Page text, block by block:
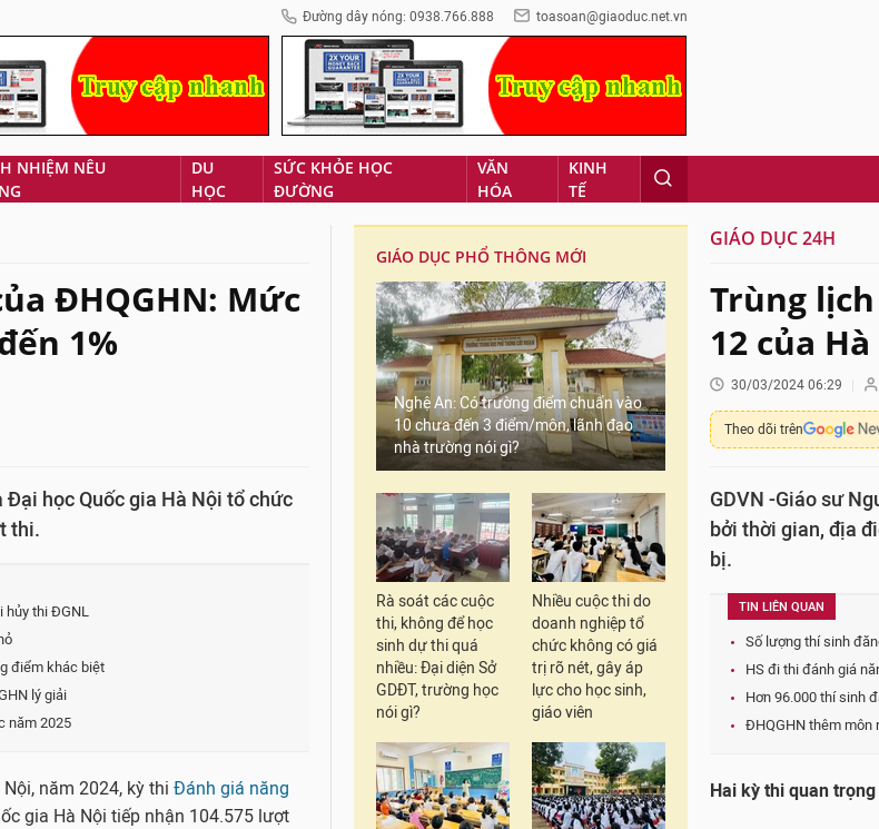
Đường dây nóng: 0938.766.888 toasoan@giaoduc.net.vn
NHIỆM NÊU
DU
HỌC
SỨC KHỎE HỌC
ĐƯỜNG
VĂN
HÓA
KINH
TẾ
ĐHQGHN: Mức
1%
học Quốc gia Hà Nội tổ chức
thi.
hủy thi ĐGNL
điểm khác biệt
lý giải
năm 2025
năm 2024, kỳ thi Đánh giá năng
gia Hà Nội tiếp nhận 104.575 lượt
GIÁO DỤC PHỔ THÔNG MỚI
Nghệ An: Có trường điểm chuẩn vào
10 chưa đến 3 điểm/môn, lãnh đạo
nhà trường nói gì?
Rà soát các cuộc
thi, không để học
sinh dự thi quá
nhiều: Đại diện Sở
GDĐT, trường học
nói gì?
Nhiều cuộc thi do
doanh nghiệp tổ
chức không có giá
trị rõ nét, gây áp
lực cho học sinh,
giáo viên
GIÁO DỤC 24H
Trùng
12 của
30/03/2024 06:29
Theo dõi trên
GDVN -Giáo sư
bởi thời gian, địa
bị.
TIN LIÊN QUAN
Số lượng thí sinh
HS đi thi đánh giá
Hơn 96.000 thí sinh
ĐHQGHN thêm môn
Hai kỳ thi quan